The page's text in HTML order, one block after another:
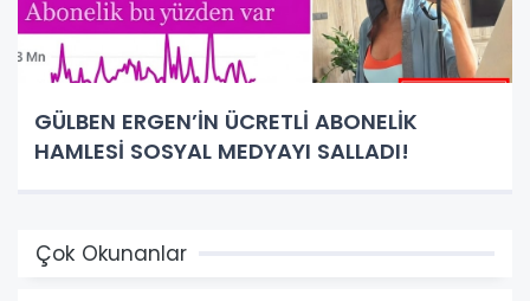
GÜLBEN ERGEN’İN ÜCRETLİ ABONELİK
HAMLESİ SOSYAL MEDYAYI SALLADI!
Çok Okunanlar